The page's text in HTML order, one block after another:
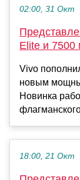
02:00, 31 Окт
Elite и 7500
Vivo
новым
Новинка
18:00, 21 Окт